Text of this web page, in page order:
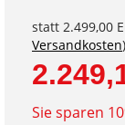
statt 2.499,00
Versandkosten)
Sie sparen